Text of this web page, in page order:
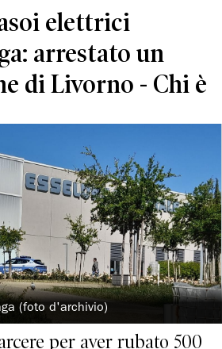
elettrici
arrestato un
di Livorno - Chi è
(foto d'archivio)
per aver rubato 500